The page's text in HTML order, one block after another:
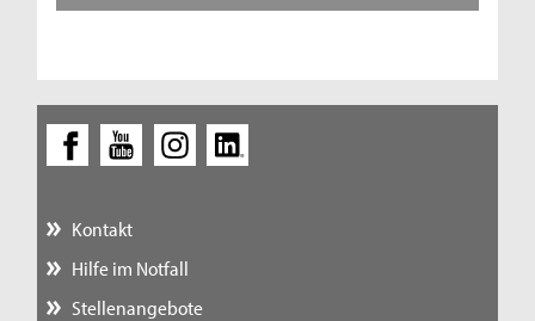
Kontakt
Hilfe im Notfall
Stellenangebote